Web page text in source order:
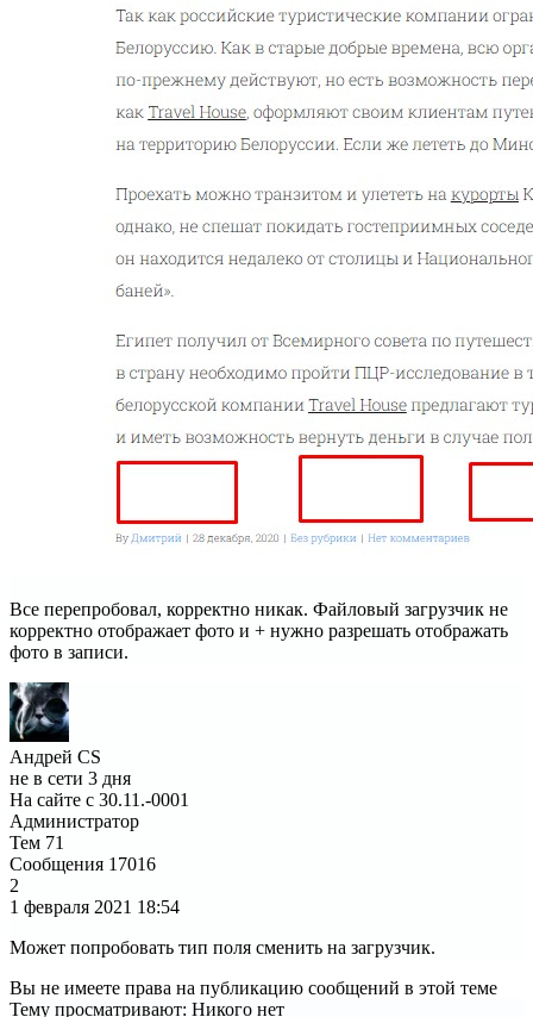
Все перепробовал, корректно никак. Файловый загрузчик не
корректно отображает фото и + нужно разрешать отображать
фото в записи.
Андрей CS
не в сети 3 дня
На сайте с 30.11.-0001
Администратор
Тем 71
Сообщения 17016
2
1 февраля 2021 18:54
Может попробовать тип поля сменить на загрузчик.
Вы не имеете права на публикацию сообщений в этой теме
Тему просматривают: Никого нет